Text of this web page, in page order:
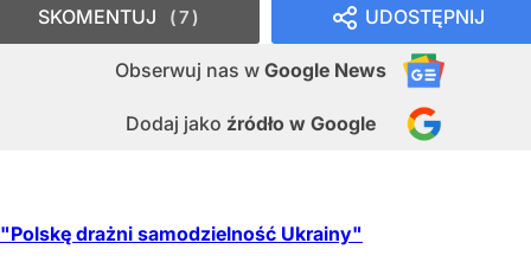
UDOSTĘPNIJ
Obserwuj nas w Google News
Dodaj jako źródło w Google
SKOMENTUJ 7
"Polskę drażni samodzielność Ukrainy"